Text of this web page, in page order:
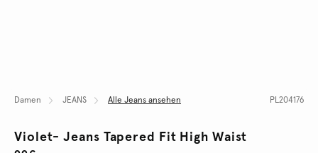
Damen JEANS Alle Jeans ansehen PL204176
Violet- Jeans Tapered Fit High Waist